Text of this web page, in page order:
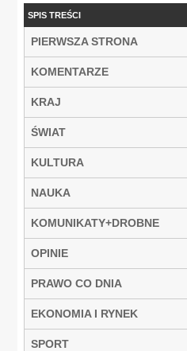
SPIS TREŚCI
PIERWSZA STRONA
KOMENTARZE
KRAJ
ŚWIAT
KULTURA
NAUKA
KOMUNIKATY+DROBNE
OPINIE
PRAWO CO DNIA
EKONOMIA I RYNEK
SPORT